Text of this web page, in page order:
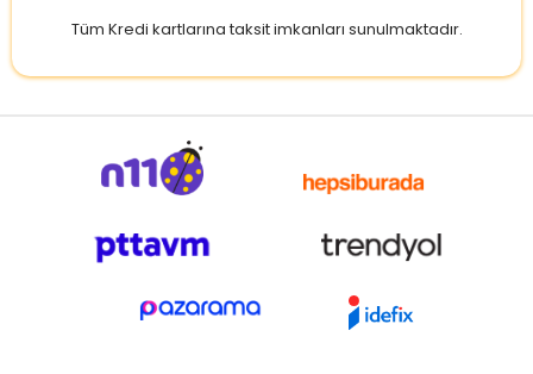
Tüm Kredi kartlarına taksit imkanları sunulmaktadır.